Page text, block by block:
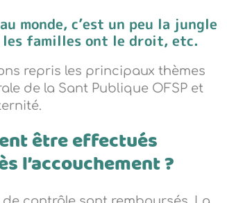
monde, c’est un peu la jungle
les familles ont le droit, etc.
repris les principaux thèmes
de la Sant Publique OFSP et
être effectués
l’accouchement ?